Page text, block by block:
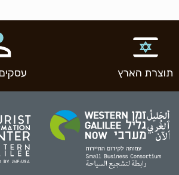
תוצרת הארץ